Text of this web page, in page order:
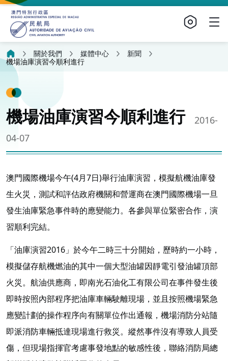
關於我們 媒體中心
新聞
機場油庫演習今順利進行
機場油庫演習今順利進行
2016-
04-07
澳門國際機場今午(4月7日)舉行油庫演習，模擬航機油庫發
生火災，測試和評估政府機關和營運商在澳門國際機場一旦
發生油庫緊急事件時的應變能力。各參與單位緊密合作，演
習順利完結。
「油庫演習2016」於今午二時三十分開始，歷時約一小時，
模擬儲存航機燃油的其中一個大型油罐因靜電引發油罐頂部
火災。航油供應商，即南光石油化工有限公司在事件發生後
即時按照內部程序把油庫車輛駛離現場，並且按照機場緊急
應變計劃的操作程序向有關單位作出通報，機場消防分站隨
即派消防車輛抵達現場進行救災。縱然事件沒有導致人員受
傷，但現場指揮官考慮事發地點的敏感性後，聯絡消防局總